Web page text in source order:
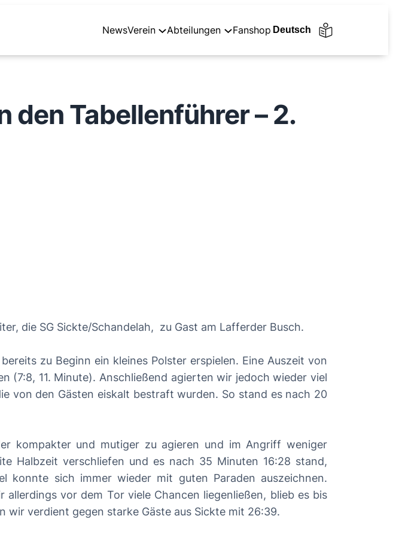
NewsVerein Abteilungen Fanshop
den Tabellenführer – 2.
die SG Sickte/Schandelah, zu Gast am Lafferder Busch.
zu Beginn ein kleines Polster erspielen. Eine Auszeit von
(7:8, 11. Minute). Anschließend agierten wir jedoch wieder viel
von den Gästen eiskalt bestraft wurden. So stand es nach 20
kompakter und mutiger zu agieren und im Angriff weniger
Halbzeit verschliefen und es nach 35 Minuten 16:28 stand,
sich immer wieder mit guten Paraden auszeichnen.
vor dem Tor viele Chancen liegenließen, blieb es bis
wir verdient gegen starke Gäste aus Sickte mit 26:39.